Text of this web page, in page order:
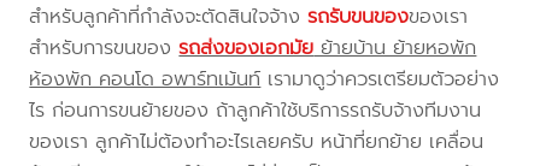
สำหรับลูกค้าที่กำลังจะตัดสินใจจ้างรถรับขนของของเรา
สำหรับการขนของรถส่งของเอกมัยย้ายบ้าน ย้ายหอพัก
ห้องพัก คอนโด อพาร์ทเม้นท์เรามาดูว่าควรเตรียมตัวอย่าง
ไร ก่อนการขนย้ายของ ถ้าลูกค้าใช้บริการรถรับจ้างทีมงาน
ของเรา ลูกค้าไม่ต้องทำอะไรเลยครับ หน้าที่ยกย้าย เคลื่อน